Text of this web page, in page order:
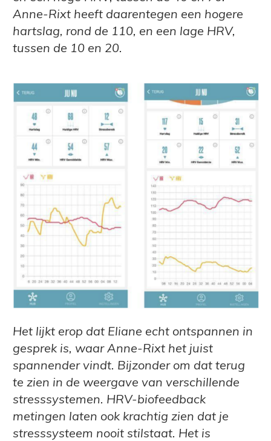
Anne-Rixt heeft daarentegen een hogere
hartslag, rond de 110, en een lage HRV,
tussen de 10 en 20.
Het lijkt erop dat Eliane echt ontspannen in
gesprek is, waar Anne-Rixt het juist
spannender vindt. Bijzonder om dat terug
te zien in de weergave van verschillende
stresssystemen. HRV-biofeedback
metingen laten ook krachtig zien dat je
stresssysteem nooit stilstaat. Het is